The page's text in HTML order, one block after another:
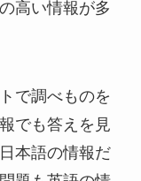
高い情報が多
で調べものを
でも答えを見
本語の情報だ